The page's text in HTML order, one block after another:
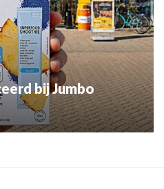
bij Jumbo